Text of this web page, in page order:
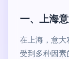
一、上海
在上海，意大
受到多种因